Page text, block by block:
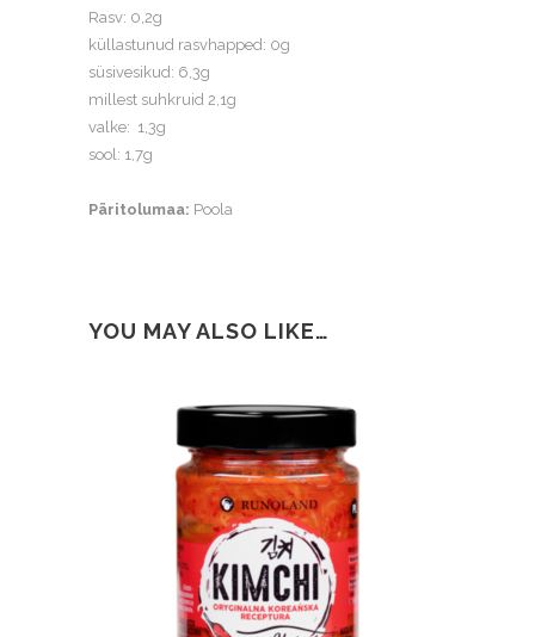
Rasv: 0,2g
küllastunud rasvhapped: 0g
süsivesikud: 6,3g
millest suhkruid 2,1g
valke: 1,3g
sool: 1,7g
Päritolumaa: Poola
YOU MAY ALSO LIKE…